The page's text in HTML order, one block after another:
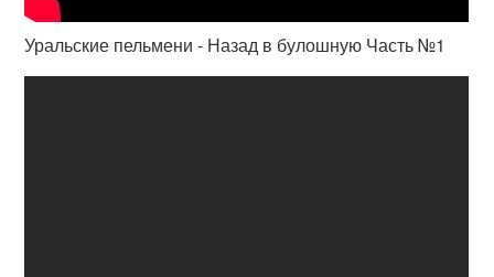
Уральские пельмени - Назад в булошную Часть №1